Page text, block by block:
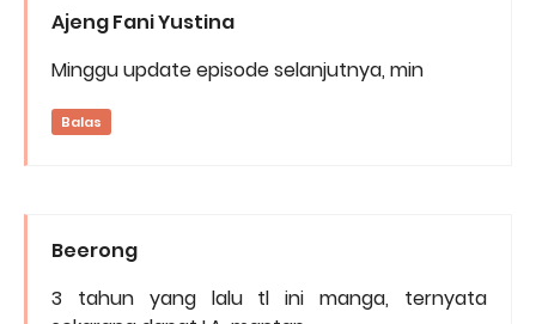
Ajeng Fani Yustina
Minggu update episode selanjutnya, min
Balas
Beerong
3 tahun yang lalu tl ini manga, ternyata